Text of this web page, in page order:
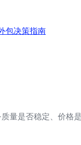
包决策指南
量是否稳定、价格